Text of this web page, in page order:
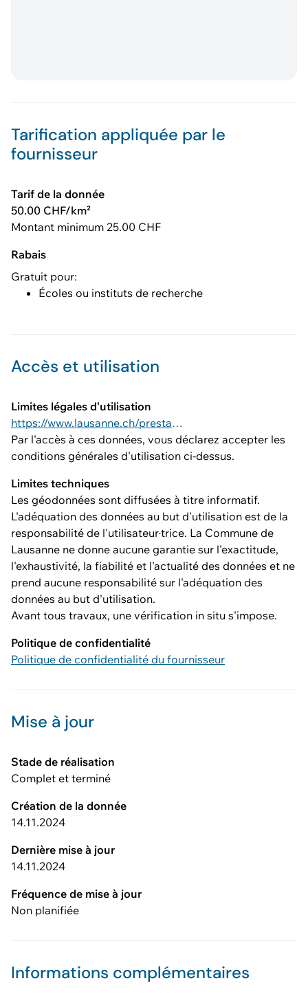
Tarification appliquée par le
fournisseur
Tarif de la donnée
50.00 CHF/km²
Montant minimum 25.00 CHF
Rabais
Gratuit pour:
Écoles ou instituts de recherche
Accès et utilisation
Limites légales d'utilisation
https://www.lausanne.ch/prestations/cadastre/geodonnees-acquisition-utilisation.html#1-generalites-0
Par l'accès à ces données, vous déclarez accepter les
conditions générales d'utilisation ci-dessus.
Limites techniques
Les géodonnées sont diffusées à titre informatif.
L'adéquation des données au but d'utilisation est de la
responsabilité de l'utilisateur·trice. La Commune de
Lausanne ne donne aucune garantie sur l'exactitude,
l'exhaustivité, la fiabilité et l'actualité des données et ne
prend aucune responsabilité sur l'adéquation des
données au but d'utilisation.
Avant tous travaux, une vérification in situ s'impose.
Politique de confidentialité
Politique de confidentialité du fournisseur
Mise à jour
Stade de réalisation
Complet et terminé
Création de la donnée
14.11.2024
Dernière mise à jour
14.11.2024
Fréquence de mise à jour
Non planifiée
Informations complémentaires